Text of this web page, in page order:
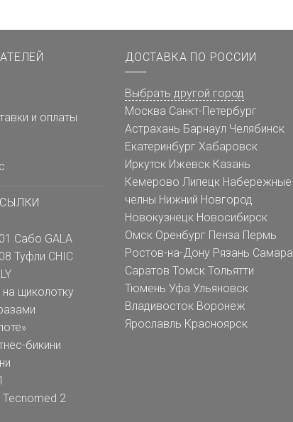
и оплаты
Сабо GALA
Туфли CHIC
щиколотку
бикини
2
ДОСТАВКА ПО РОССИИ
Выбрать другой город
Москва Санкт-Петербург
Астрахань Барнаул Челябинск
Екатеринбург Хабаровск
Иркутск Ижевск Казань
Кемерово Липецк Набережные
челны Нижний Новгород
Новокузнецк Новосибирск
Омск Оренбург Пенза Пермь
Ростов-на-Дону Рязань Самара
Саратов Томск Тольятти
Тюмень Уфа Ульяновск
Владивосток Воронеж
Ярославль Красноярск